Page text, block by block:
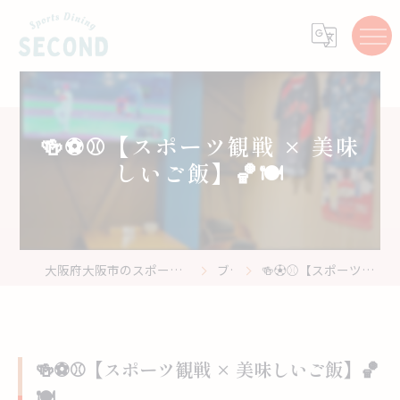
🍻⚽️⚾️【スポーツ観戦 × 美味
しいご飯】🏀🍽️
大阪府大阪市のスポーツバーはスポーツ居酒屋 Second ブログ 🍻⚽️⚾️【スポーツ観戦 × 美味しいご飯】🏀🍽️
🍻⚽️⚾️【スポーツ観戦 × 美味しいご飯】🏀